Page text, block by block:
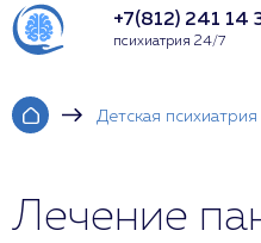
+7(812) 241 14
психиатрия 24/7
Детская психиатрия
Лечение